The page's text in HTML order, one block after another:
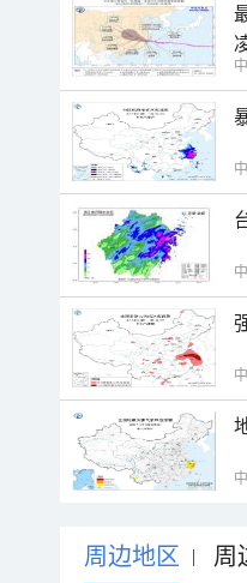
周边地区 | 周